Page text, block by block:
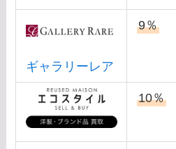
ギャラリーレア
9％
10％